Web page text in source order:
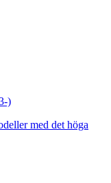
)
med det höga